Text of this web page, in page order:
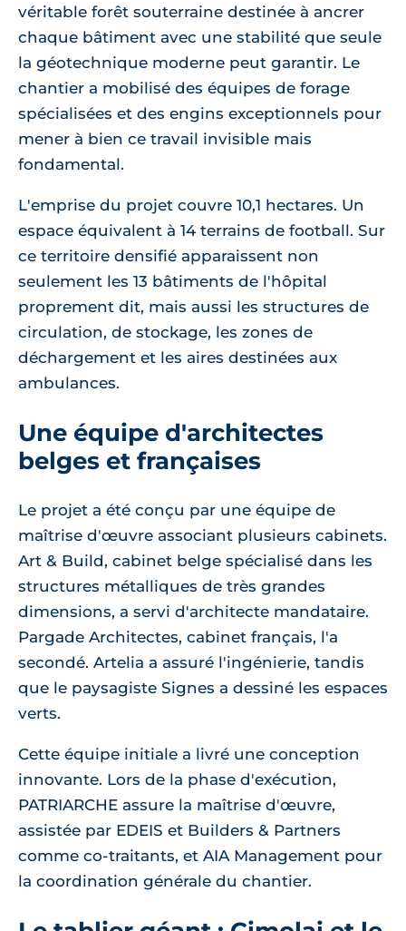
véritable forêt souterraine destinée à ancrer
chaque bâtiment avec une stabilité que seule
la géotechnique moderne peut garantir. Le
chantier a mobilisé des équipes de forage
spécialisées et des engins exceptionnels pour
mener à bien ce travail invisible mais
fondamental.
L'emprise du projet couvre 10,1 hectares. Un
espace équivalent à 14 terrains de football. Sur
ce territoire densifié apparaissent non
seulement les 13 bâtiments de l'hôpital
proprement dit, mais aussi les structures de
circulation, de stockage, les zones de
déchargement et les aires destinées aux
ambulances.
Une équipe d'architectes
belges et françaises
Le projet a été conçu par une équipe de
maîtrise d'œuvre associant plusieurs cabinets.
Art & Build, cabinet belge spécialisé dans les
structures métalliques de très grandes
dimensions, a servi d'architecte mandataire.
Pargade Architectes, cabinet français, l'a
secondé. Artelia a assuré l'ingénierie, tandis
que le paysagiste Signes a dessiné les espaces
verts.
Cette équipe initiale a livré une conception
innovante. Lors de la phase d'exécution,
PATRIARCHE assure la maîtrise d'œuvre,
assistée par EDEIS et Builders & Partners
comme co-traitants, et AIA Management pour
la coordination générale du chantier.